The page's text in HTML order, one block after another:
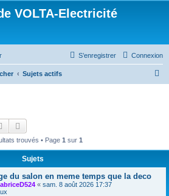
VOLTA-Electricité
Connexion
S’enregistrer
Sujets actifs
Rechercher
trouvés • Page 1 sur 1
Sujets
du salon en meme temps que la deco
« sam. 8 août 2026 17:37